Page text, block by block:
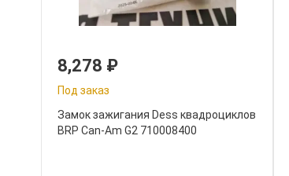
8,278 ₽
Под заказ
Замок зажигания Dess квадроциклов
BRP Can-Am G2 710008400